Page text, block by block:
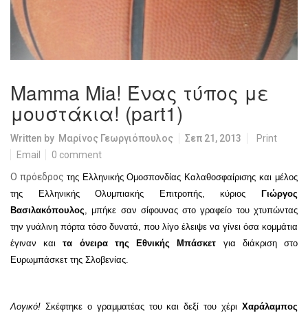
Mamma Mia! Ένας τύπος με
μουστάκια! (part1)
Written by Μαρίνος Γεωργιόπουλος Σεπ 21, 2013
Print
Email
0 comment
Ο πρόεδρος της Ελληνικής Ομοσπονδίας Καλαθοσφαίρισης και μέλος
της Ελληνικής Ολυμπιακής Επιτροπής, κύριος
Γιώργος
Βασιλακόπουλος, μπήκε σαν σίφουνας στο γραφείο του χτυπώντας
την γυάλινη πόρτα τόσο δυνατά, που λίγο έλειψε να γίνει όσα κομμάτια
έγιναν καιτα όνειρα της Εθνικής Μπάσκετ για διάκριση στο
Ευρωμπάσκετ της Σλοβενίας.
Λογικό! Σκέφτηκε ο γραμματέας του και δεξί του χέριΧαράλαμπος